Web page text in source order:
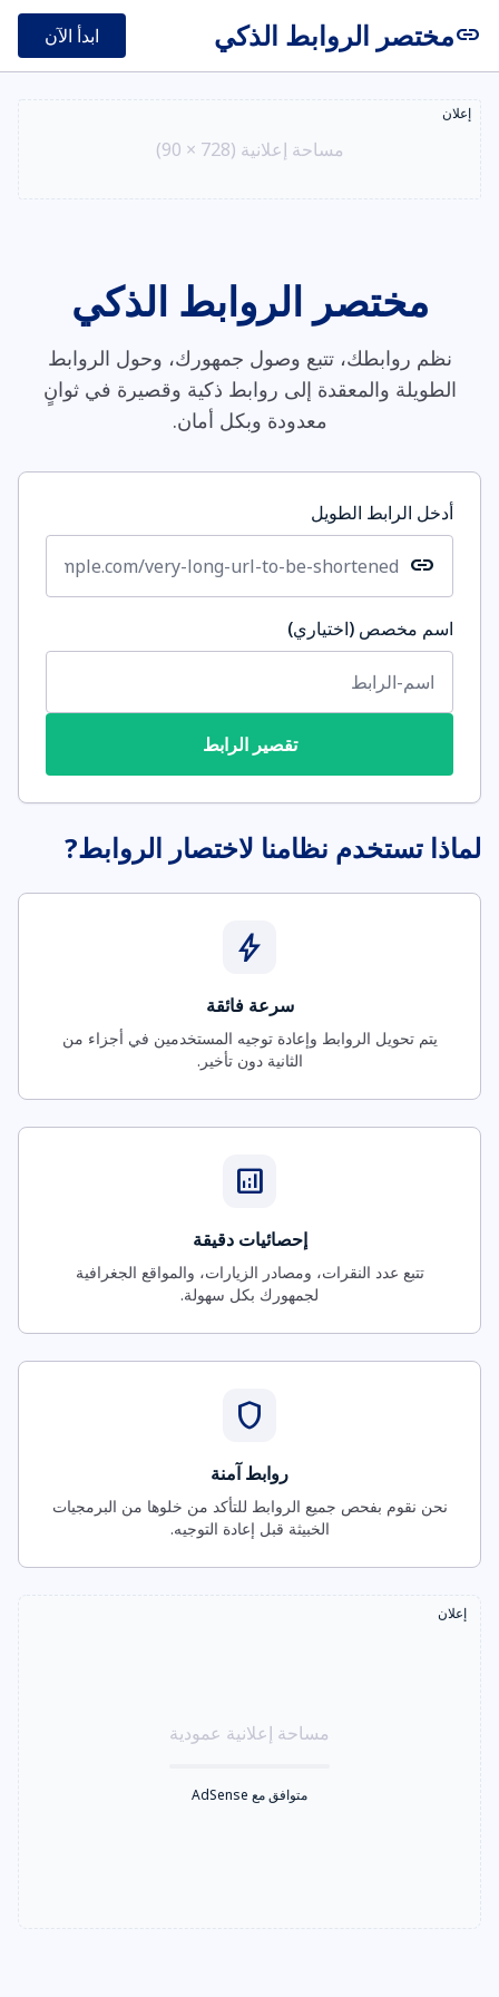
linkمختصر الروابط الذكي ابدأ الآن
إعلان
مساحة إعلانية (728 × 90)
مختصر الروابط الذكي
نظم روابطك، تتبع وصول جمهورك، وحول الروابط
الطويلة والمعقدة إلى روابط ذكية وقصيرة في ثوانٍ
معدودة وبكل أمان.
أدخل الرابط الطويل
link
اسم مخصص (اختياري)
تقصير الرابط
لماذا تستخدم نظامنا لاختصار الروابط?
bolt
سرعة فائقة
يتم تحويل الروابط وإعادة توجيه المستخدمين في أجزاء من
الثانية دون تأخير.
analytics
إحصائيات دقيقة
تتبع عدد النقرات، ومصادر الزيارات، والمواقع الجغرافية
لجمهورك بكل سهولة.
shield
روابط آمنة
نحن نقوم بفحص جميع الروابط للتأكد من خلوها من البرمجيات
الخبيثة قبل إعادة التوجيه.
إعلان
مساحة إعلانية عمودية
متوافق مع AdSense